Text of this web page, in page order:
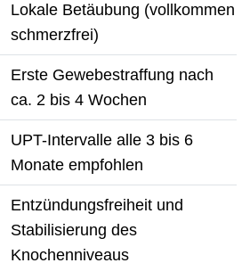
Lokale Betäubung (vollkommen
schmerzfrei)
Erste Gewebestraffung nach
ca. 2 bis 4 Wochen
UPT-Intervalle alle 3 bis 6
Monate empfohlen
Entzündungsfreiheit und
Stabilisierung des
Knochenniveaus